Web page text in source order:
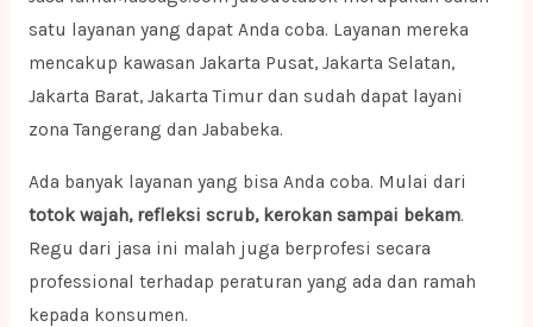
satu layanan yang dapat Anda coba. Layanan mereka
mencakup kawasan Jakarta Pusat, Jakarta Selatan,
Jakarta Barat, Jakarta Timur dan sudah dapat layani
zona Tangerang dan Jababeka.
Ada banyak layanan yang bisa Anda coba. Mulai dari
totok wajah, refleksi scrub, kerokan sampai bekam.
Regu dari jasa ini malah juga berprofesi secara
professional terhadap peraturan yang ada dan ramah
kepada konsumen.